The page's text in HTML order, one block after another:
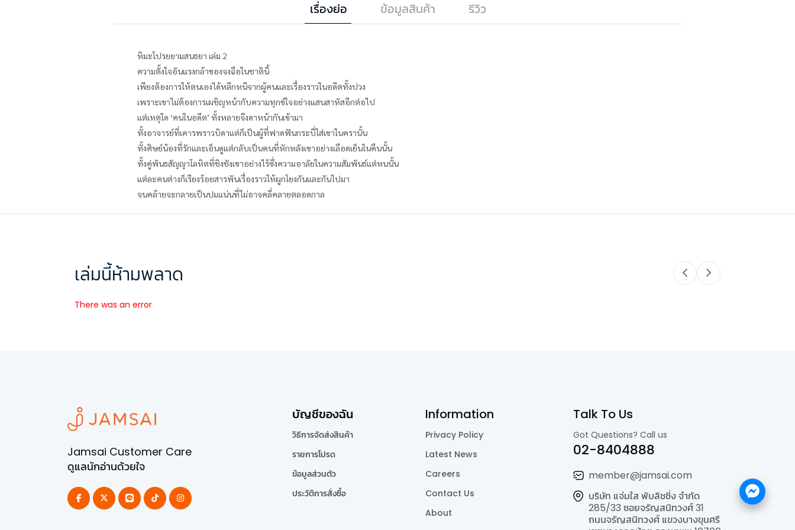
เรื่องย่อ ข้อมูลสินค้า รีวิว
หิมะโปรยยามสนธยา เล่ม 2
ความตั้งใจอันแรงกล้าของจงฉือในชาตินี้
เพียงต้องการให้ตนเองได้หลีกหนีจากผู้คนและเรื่องราวในอดีตทั้งปวง
เพราะเขาไม่ต้องการเผชิญหน้ากับความทุกข์ใจอย่างแสนสาหัสอีกต่อไป
แต่เหตุใด ‘คนในอดีต’ ทั้งหลายจึงดาหน้ากันเข้ามา
ทั้งอาจารย์ที่เคารพราวบิดาแต่ก็เป็นผู้ที่ฟาดฟันกระบี่ใส่เขาในครานั้น
ทั้งศิษย์น้องที่รักและเอ็นดูแต่กลับเป็นคนที่หักหลังเขาอย่างเลือดเย็นในคืนนั้น
ทั้งคู่พันธสัญญาโลหิตที่ชิงชังเขาอย่างไร้ซึ่งความอาลัยในความสัมพันธ์แต่หนนั้น
แต่ละคนต่างก็เรียงร้อยสารพันเรื่องราวให้ผูกโยงกันและกันไปมา
จนคล้ายจะกลายเป็นปมแน่นที่ไม่อาจคลี่คลายตลอดกาล
เล่มนี้ห้ามพลาด
There was an error
Jamsai Customer Care
ดูแลนักอ่านด้วยใจ
บัญชีของฉัน
วิธีการจัดส่งสินค้า
รายการโปรด
ข้อมูลส่วนตัว
ประวัติการสั่งซื้อ
Information
Privacy Policy
Latest News
Careers
Contact Us
About
Talk To Us
Got Questions? Call us
02-8404888
member@jamsai.com
บริษัท แจ่มใส พับลิชชิ่ง จำกัด
285/33 ซอยจรัญสนิทวงศ์ 31
ถนนจรัญสนิทวงศ์ แขวงบางขุนศรี